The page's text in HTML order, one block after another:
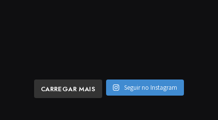
CARREGAR MAIS Seguir no Instagram